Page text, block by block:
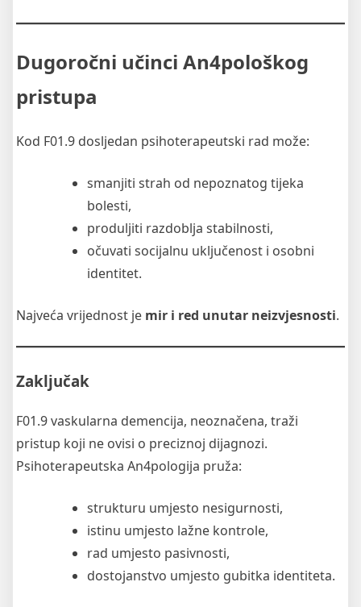
Dugoročni učinci An4pološkog
pristupa
Kod F01.9 dosljedan psihoterapeutski rad može:
smanjiti strah od nepoznatog tijeka
bolesti,
produljiti razdoblja stabilnosti,
očuvati socijalnu uključenost i osobni
identitet.
Najveća vrijednost je mir i red unutar neizvjesnosti.
Zaključak
F01.9 vaskularna demencija, neoznačena, traži
pristup koji ne ovisi o preciznoj dijagnozi.
Psihoterapeutska An4pologija pruža:
strukturu umjesto nesigurnosti,
istinu umjesto lažne kontrole,
rad umjesto pasivnosti,
dostojanstvo umjesto gubitka identiteta.